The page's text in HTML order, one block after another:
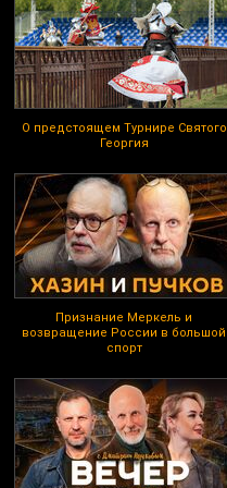
О предстоящем Турнире Святого
Георгия
Признание Меркель и
возвращение России в большой
спорт